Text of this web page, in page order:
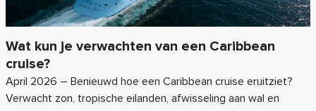
Wat kun je verwachten van een Caribbean
cruise?
April 2026 – Benieuwd hoe een Caribbean cruise eruitziet?
Verwacht zon, tropische eilanden, afwisseling aan wal en